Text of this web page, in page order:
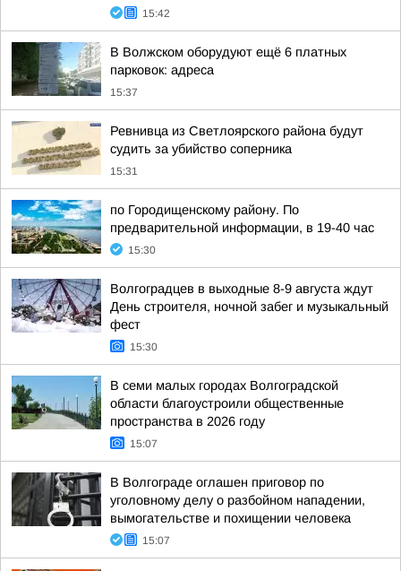
15:42
В Волжском оборудуют ещё 6 платных
парковок: адреса
15:37
Ревнивца из Светлоярского района будут
судить за убийство соперника
15:31
по Городищенскому району. По
предварительной информации, в 19-40 час
15:30
Волгоградцев в выходные 8-9 августа ждут
День строителя, ночной забег и музыкальный
фест
15:30
В семи малых городах Волгоградской
области благоустроили общественные
пространства в 2026 году
15:07
В Волгограде оглашен приговор по
уголовному делу о разбойном нападении,
вымогательстве и похищении человека
15:07